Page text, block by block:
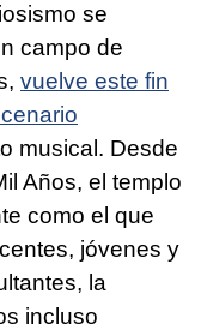
se
campo de
vuelve este fin
musical. Desde
Años, el templo
como el que
jóvenes y
la
incluso